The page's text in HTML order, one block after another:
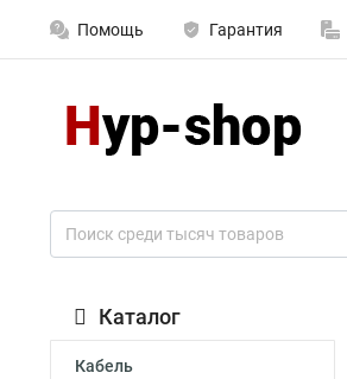
Помощь Гарантия
Каталог
Кабель